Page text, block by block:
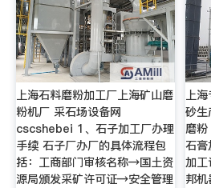
上海石料磨粉加工厂上海矿山磨
粉机厂 采石场设备网
cscshebei 1、石子加工厂办理
手续 石子厂办厂的具体流程包
括：工商部门审核名称→国土资
源局颁发采矿许可证→安全管理
上
砂
磨
石
加
邦